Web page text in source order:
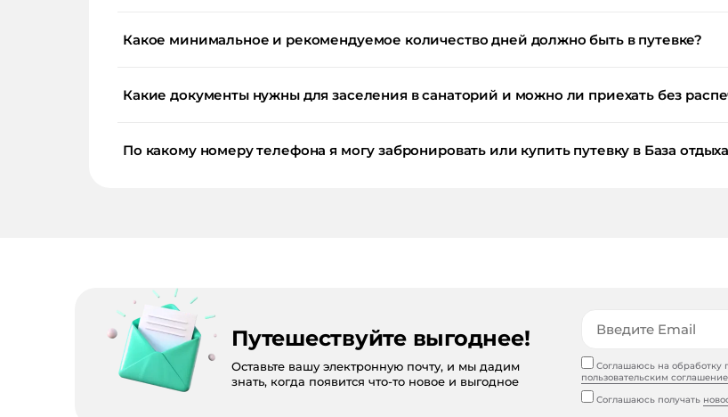
Какое минимальное и рекомендуемое количество дней должно быть в путевке?
Какие документы нужны для заселения в санаторий и можно ли приехать без
По какому номеру телефона я могу забронировать или купить путевку в База
Путешествуйте выгоднее!
Оставьте вашу электронную почту, и мы дадим
знать, когда появится что-то новое и выгодное
Соглашаюсь на обработку
пользовательским
Соглашаюсь получать